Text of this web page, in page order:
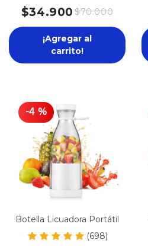
$34.900 $70.000
¡Agregar al
carrito!
-4 %
Botella Licuadora Portátil
(698)